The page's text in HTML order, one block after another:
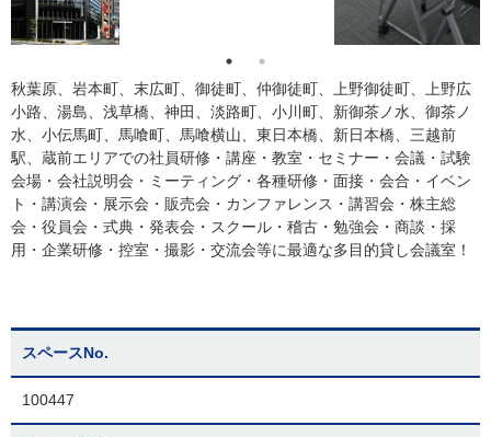
秋葉原、岩本町、末広町、御徒町、仲御徒町、上野御徒町、上野広
小路、湯島、浅草橋、神田、淡路町、小川町、新御茶ノ水、御茶ノ
水、小伝馬町、馬喰町、馬喰横山、東日本橋、新日本橋、三越前
駅、蔵前エリアでの社員研修・講座・教室・セミナー・会議・試験
会場・会社説明会・ミーティング・各種研修・面接・会合・イベン
ト・講演会・展示会・販売会・カンファレンス・講習会・株主総
会・役員会・式典・発表会・スクール・稽古・勉強会・商談・採
用・企業研修・控室・撮影・交流会等に最適な多目的貸し会議室！
スペースNo.
100447